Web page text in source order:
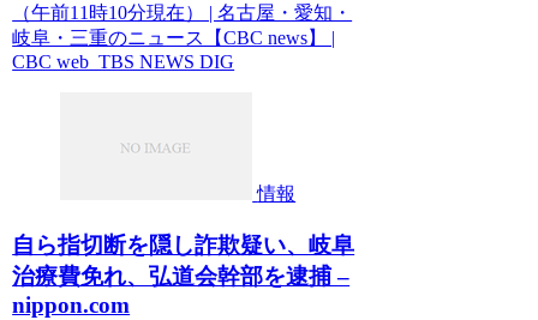
（午前11時10分現在） | 名古屋・愛知・
岐阜・三重のニュース【CBC news】 |
CBC web TBS NEWS DIG
情報
自ら指切断を隠し詐欺疑い、岐阜
治療費免れ、弘道会幹部を逮捕 –
nippon.com